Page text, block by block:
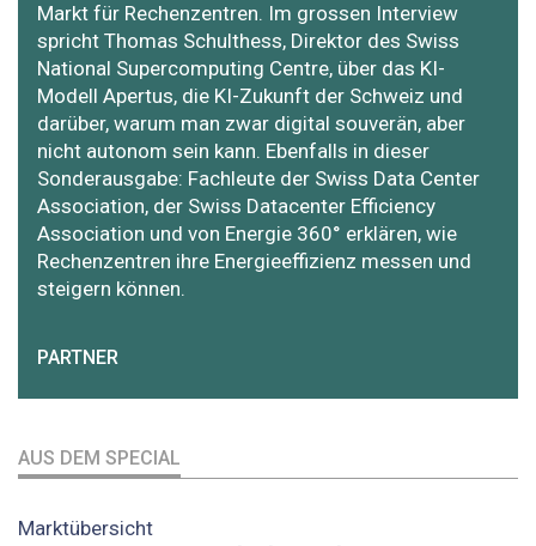
Markt für Rechenzentren. Im grossen Interview
spricht Thomas Schulthess, Direktor des Swiss
National Supercomputing Centre, über das KI-
Modell Apertus, die KI-Zukunft der Schweiz und
darüber, warum man zwar digital souverän, aber
nicht ­autonom sein kann. Ebenfalls in dieser
Sonderausgabe: Fachleute der Swiss Data Center
Association, der Swiss Datacenter Efficiency
Association und von Energie 360° erklären, wie
Rechenzentren ihre Energieeffizienz messen und
steigern können.
PARTNER
AUS DEM SPECIAL
Marktübersicht